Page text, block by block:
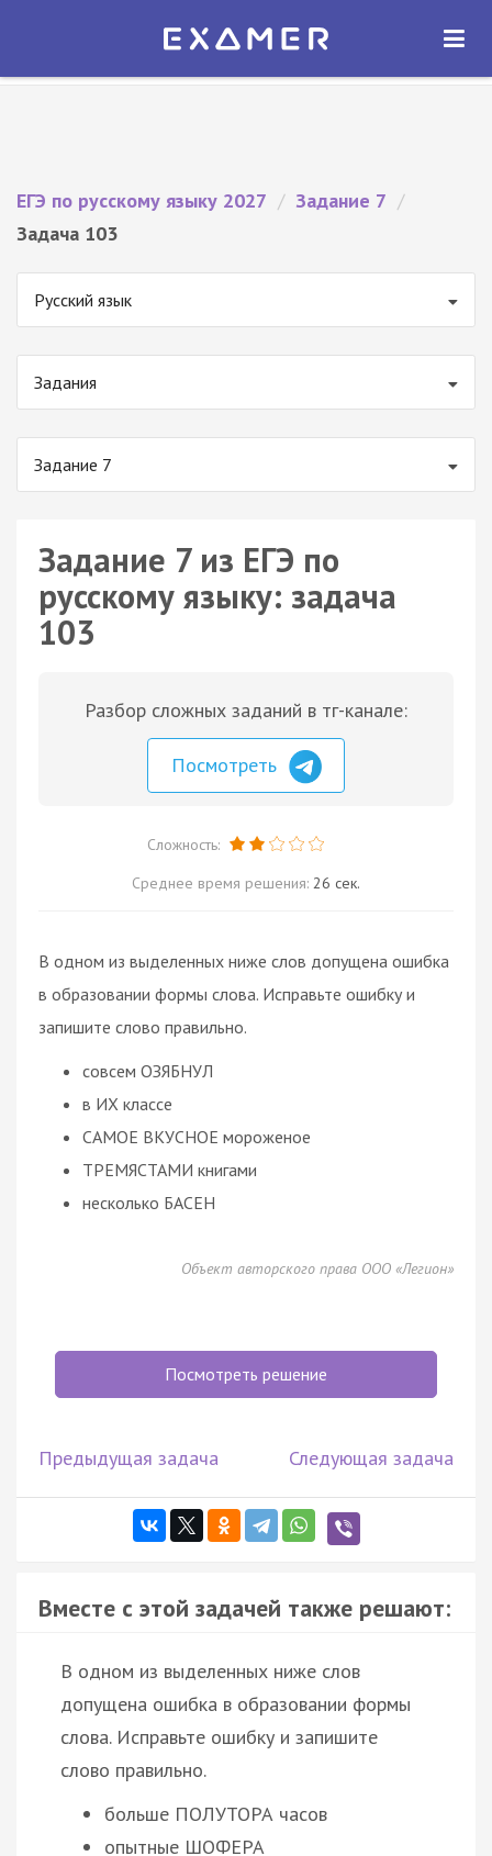
Экзамер — ЕГЭ 2027
ОТКРЫТЬ
ЕГЭ по русскому языку 2027 / Задание 7 /
Задача 103
Русский язык
Задания
Задание 7
Задание 7 из ЕГЭ по
русскому языку: задача
103
Разбор сложных заданий в тг-канале:
Посмотреть
Сложность:
Среднее время решения: 26 сек.
В одном из выделенных ниже слов допущена ошибка
в образовании формы слова. Исправьте ошибку и
запишите слово правильно.
совсем ОЗЯБНУЛ
в ИХ классе
САМОЕ ВКУСНОЕ мороженое
ТРЕМЯСТАМИ книгами
несколько БАСЕН
Объект авторского права ООО «Легион»
Посмотреть решение
Предыдущая задача Следующая задача
Вместе с этой задачей также решают:
В одном из выделенных ниже слов
допущена ошибка в образовании формы
слова. Исправьте ошибку и запишите
слово правильно.
больше ПОЛУТОРА часов
опытные ШОФЕРА